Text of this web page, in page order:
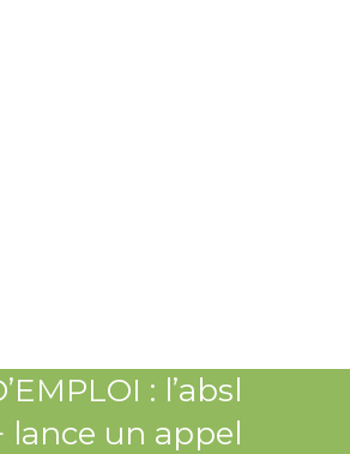
: l’absl
lance un appel